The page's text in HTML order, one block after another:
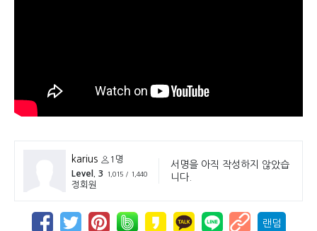
karius
1명
Level. 3
1,015 / 1,440
정회원
서명을 아직 작성하지 않았습
니다.
랜덤